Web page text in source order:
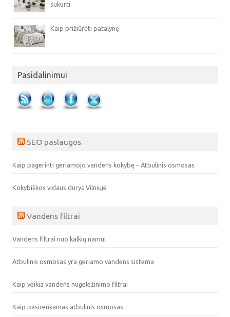
sukurti
Kaip prižiūrėti patalynę
Pasidalinimui
SEO paslaugos
Kaip pagerinti geriamojo vandens kokybę – Atbulinis osmosas
Kokybiškos vidaus durys Vilniuje
Vandens filtrai
Vandens filtrai nuo kalkių namui
Atbulinis osmosas yra geriamo vandens sistema
Kaip veikia vandens nugeležinimo filtrai
Kaip pasirenkamas atbulinis osmosas